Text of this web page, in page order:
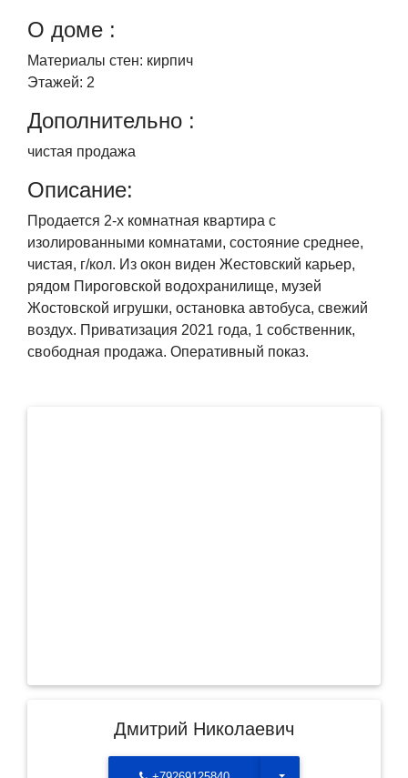
О доме :
Материалы стен: кирпич
Этажей: 2
Дополнительно :
чистая продажа
Описание:
Продается 2-х комнатная квартира с
изолированными комнатами, состояние среднее,
чистая, г/кол. Из окон виден Жестовский карьер,
рядом Пироговской водохранилище, музей
Жостовской игрушки, остановка автобуса, свежий
воздух. Приватизация 2021 года, 1 собственник,
свободная продажа. Оперативный показ.
Дмитрий Николаевич